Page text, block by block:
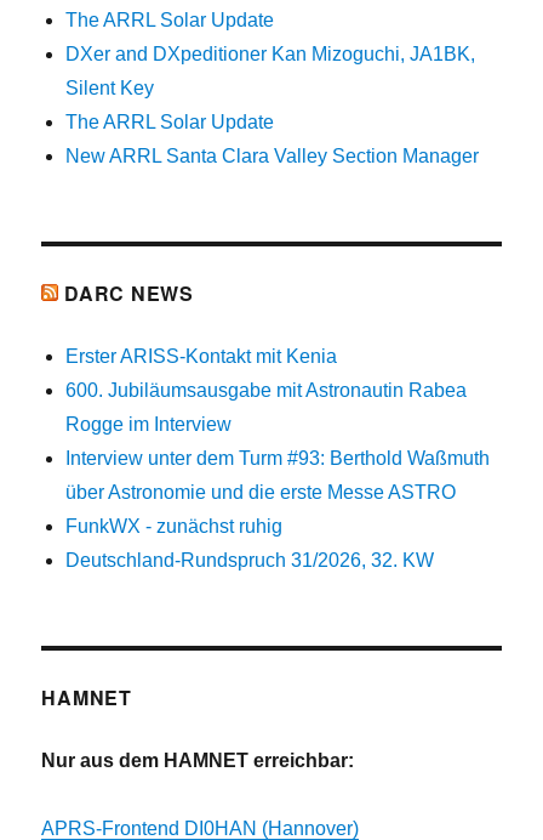
The ARRL Solar Update
DXer and DXpeditioner Kan Mizoguchi, JA1BK,
Silent Key
The ARRL Solar Update
New ARRL Santa Clara Valley Section Manager
DARC NEWS
Erster ARISS-Kontakt mit Kenia
600. Jubiläumsausgabe mit Astronautin Rabea
Rogge im Interview
Interview unter dem Turm #93: Berthold Waßmuth
über Astronomie und die erste Messe ASTRO
FunkWX - zunächst ruhig
Deutschland-Rundspruch 31/2026, 32. KW
HAMNET
Nur aus dem HAMNET erreichbar:
APRS-Frontend DI0HAN (Hannover)